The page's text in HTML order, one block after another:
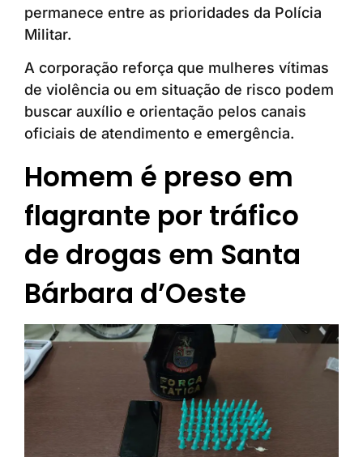
permanece entre as prioridades da Polícia
Militar.
A corporação reforça que mulheres vítimas
de violência ou em situação de risco podem
buscar auxílio e orientação pelos canais
oficiais de atendimento e emergência.
Homem é preso em
flagrante por tráfico
de drogas em Santa
Bárbara d’Oeste